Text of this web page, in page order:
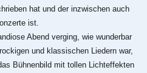
hat und der inzwischen auch
ist.
Abend verging, wie wunderbar
und klassischen Liedern war,
Bühnenbild mit tollen Lichteffekten